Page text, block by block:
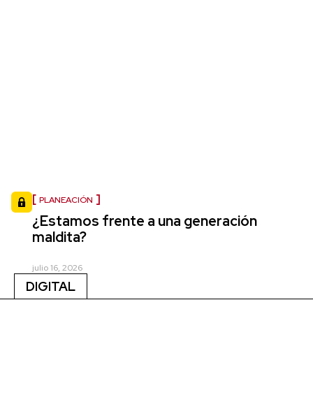
PLANEACIÓN
¿Estamos frente a una generación
maldita?
julio 16, 2026
DIGITAL